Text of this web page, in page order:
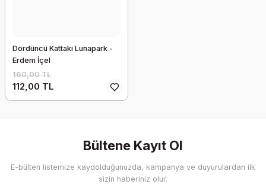
Dördüncü Kattaki Lunapark -
Erdem İçel
160,00 TL
112,00 TL
Bültene Kayıt Ol
E-bülten listemize kaydolduğunuzda, kampanya ve duyurulardan ilk
sizin haberiniz olur.